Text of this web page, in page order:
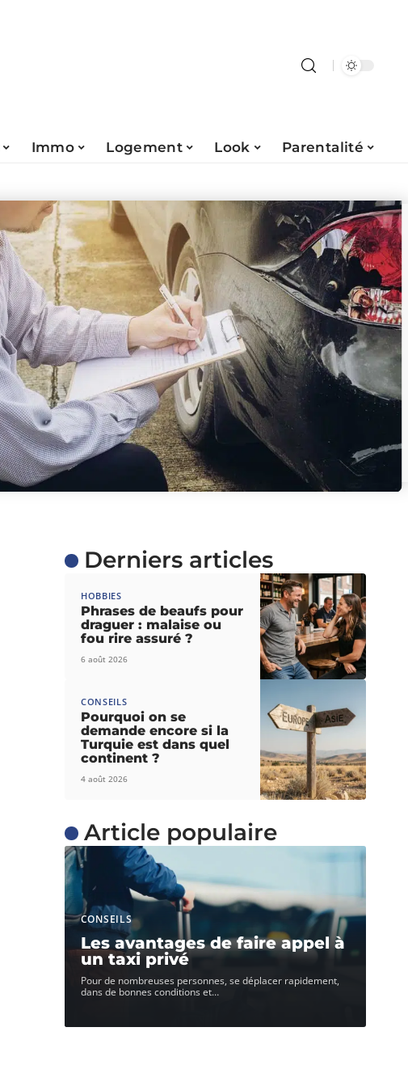
Immo Logement Look Parentalité
Derniers articles
HOBBIES
Phrases de beaufs pour
draguer : malaise ou
fou rire assuré ?
6 août 2026
CONSEILS
Pourquoi on se
demande encore si la
Turquie est dans quel
continent ?
4 août 2026
Article populaire
CONSEILS
Les avantages de faire appel à
un taxi privé
Pour de nombreuses personnes, se déplacer rapidement,
dans de bonnes conditions et…